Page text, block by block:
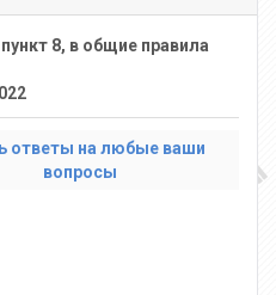
8, в общие правила
ответы на любые ваши
вопросы